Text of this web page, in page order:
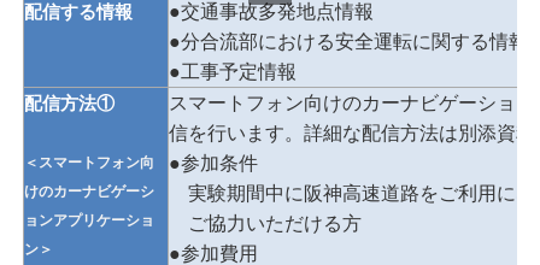
配信する情報
●交通事故多発地点情報
●分合流部における安全運転に関する情
●工事予定情報
配信方法①
＜スマートフォン向
けのカーナビゲーシ
ョンアプリケーショ
ン＞
スマートフォン向けのカーナビゲーショ
信を行います。詳細な配信方法は別添資料
●参加条件
実験期間中に阪神高速道路をご利用に
ご協力いただける方
●参加費用